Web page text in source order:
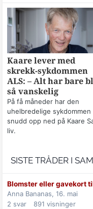
Kaare lever med
skrekk-sykdommen
ALS: – Alt har bare
så vanskelig
På få måneder har den
uhelbredelige sykdommen
snudd opp ned på Kaare
liv.
SISTE TRÅDER I
Blomster eller gavekort
Anna Bananas, 16. mai
2 svar 891 visninger